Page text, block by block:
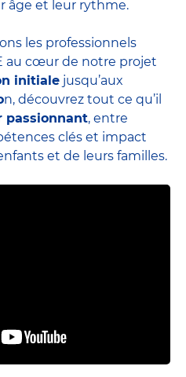
âge et leur rythme.
les professionnels
au cœur de notre projet
initiale jusqu’aux
n, découvrez tout ce qu’il
passionnant, entre
clés et impact
et de leurs familles.